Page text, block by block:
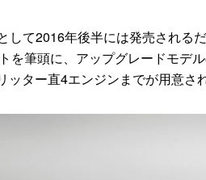
して2016年後半には発売される
を筆頭に、アップグレードモデ
ター直4エンジンまでが用意され